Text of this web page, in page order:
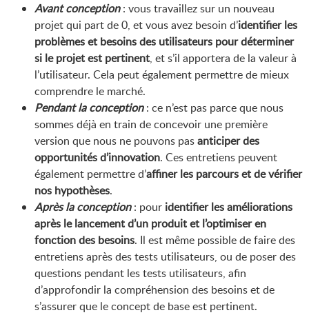
Avant conception: vous travaillez sur un nouveau
projet qui part de 0, et vous avez besoin d’identifier les
problèmes et besoins des utilisateurs pour déterminer
si le projet est pertinent, et s’il apportera de la valeur à
l’utilisateur. Cela peut également permettre de mieux
comprendre le marché.
Pendant la conception: ce n’est pas parce que nous
sommes déjà en train de concevoir une première
version que nous ne pouvons pasanticiper des
opportunités d’innovation. Ces entretiens peuvent
également permettre d’affiner les parcours et de vérifier
nos hypothèses.
Après la conception: pour identifier les améliorations
après le lancement d’un produit et l’optimiser en
fonction des besoins. Il est même possible de faire des
entretiens après des tests utilisateurs, ou de poser des
questions pendant les tests utilisateurs, afin
d’approfondir la compréhension des besoins et de
s’assurer que le concept de base est pertinent.